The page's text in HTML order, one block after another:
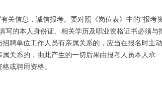
信息，诚信报考。要对照《岗位表》中的“报考
写的本人身份证、相关学历及职业资格证书必须与
聘单位工作人员有亲属关系的，应当在报名时主动
关系的，由此产生的一切后果由报考人员本人承
或聘用资格。